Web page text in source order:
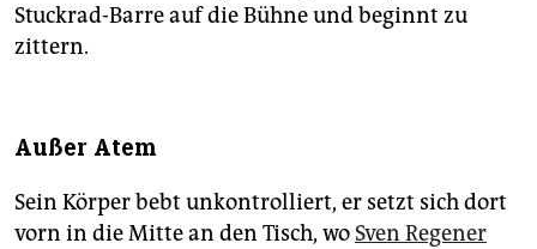
Stuckrad-Barre auf die Bühne und beginnt zu
zittern.
Außer Atem
Sein Körper bebt unkontrolliert, er setzt sich dort
vorn in die Mitte an den Tisch, wo Sven Regener